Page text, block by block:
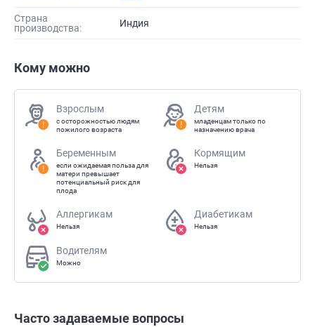
Страна
производства:
Индия
Кому можно
Взрослым
с осторожностью людям
пожилого возраста
Детям
младенцам только по
назначению врача
Беременным
если ожидаемая польза для
матери превышает
потенциальный риск для
плода
Кормящим
Нельзя
Аллергикам
Нельзя
Диабетикам
Нельзя
Водителям
Можно
Часто задаваемые вопросы